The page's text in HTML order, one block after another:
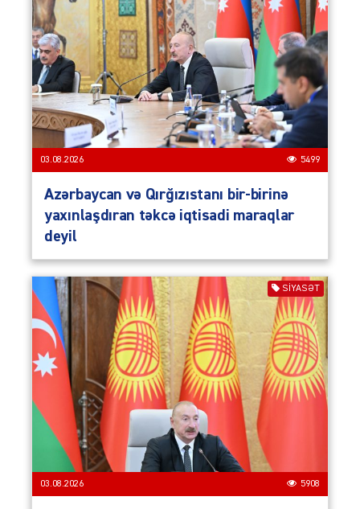
03.08.2026 5499
Azərbaycan və Qırğızıstanı bir-birinə
yaxınlaşdıran təkcə iqtisadi maraqlar
deyil
SIYASƏT
03.08.2026 5908